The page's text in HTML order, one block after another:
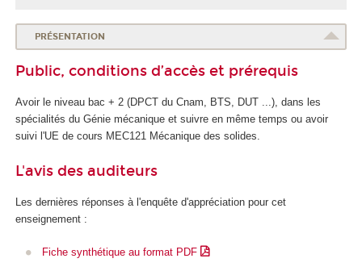
PRÉSENTATION
Public, conditions d’accès et prérequis
Avoir le niveau bac + 2 (DPCT du Cnam, BTS, DUT ...), dans les
spécialités du Génie mécanique et suivre en même temps ou avoir
suivi l'UE de cours MEC121 Mécanique des solides.
L'avis des auditeurs
Les dernières réponses à l'enquête d'appréciation pour cet
enseignement :
Fiche synthétique au format PDF